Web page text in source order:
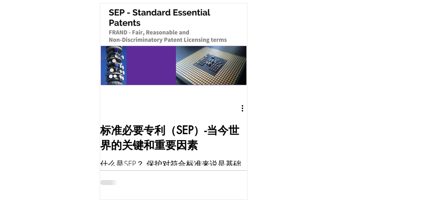
标准必要专利（SEP）-当今世
界的关键和重要因素
什么是SEP？ 保护对符合标准来说是基础
果实施某一标准会导致侵犯某一专利技术